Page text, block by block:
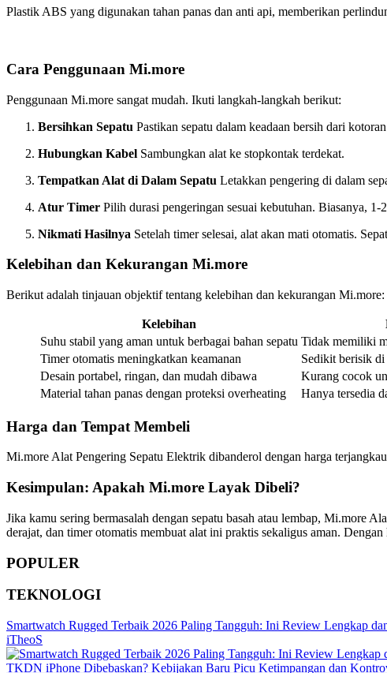
Plastik ABS yang digunakan tahan panas dan anti api, memberikan
Cara Penggunaan Mi.more
Penggunaan Mi.more sangat mudah. Ikuti langkah-langkah berikut:
Bersihkan Sepatu Pastikan sepatu dalam keadaan bersih dari
Hubungkan Kabel Sambungkan alat ke stopkontak terdekat.
Tempatkan Alat di Dalam Sepatu Letakkan pengering di dalam
Atur Timer Pilih durasi pengeringan sesuai kebutuhan. Biasanya,
Nikmati Hasilnya Setelah timer selesai, alat akan mati otomatis.
Kelebihan dan Kekurangan Mi.more
Berikut adalah tinjauan objektif tentang kelebihan dan kekurangan Mi.more:
Kelebihan
Suhu stabil yang aman untuk berbagai bahan sepatu Tidak memiliki
Timer otomatis meningkatkan keamanan
Sedikit berisik di
Desain portabel, ringan, dan mudah dibawa
Kurang cocok
Material tahan panas dengan proteksi overheating
Hanya tersedia
Harga dan Tempat Membeli
Mi.more Alat Pengering Sepatu Elektrik dibanderol dengan harga
Kesimpulan: Apakah Mi.more Layak Dibeli?
Jika kamu sering bermasalah dengan sepatu basah atau lembap, Mi.more
derajat, dan timer otomatis membuat alat ini praktis sekaligus aman.
POPULER
TEKNOLOGI
Smartwatch Rugged Terbaik 2026 Paling Tangguh: Ini Review Lengkap
iTheoS
TKDN iPhone Dibebaskan? Kebijakan Baru Picu Ketimpangan dan